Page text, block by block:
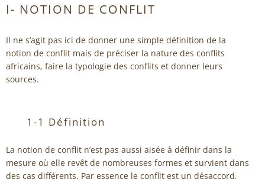
I- NOTION DE CONFLIT
Il ne s’agit pas ici de donner une simple définition de la
notion de conflit mais de préciser la nature des conflits
africains, faire la typologie des conflits et donner leurs
sources.
1-1 Définition
La notion de conflit n’est pas aussi aisée à définir dans la
mesure où elle revêt de nombreuses formes et survient dans
des cas différents. Par essence le conflit est un désaccord,